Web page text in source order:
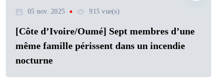
05 nov. 2025 915 vue(s)
[Côte d’Ivoire/Oumé] Sept membres d’une
même famille périssent dans un incendie
nocturne